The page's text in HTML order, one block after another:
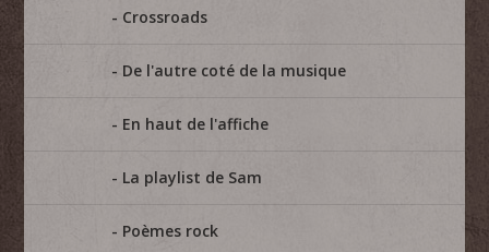
Crossroads
De l'autre coté de la musique
En haut de l'affiche
La playlist de Sam
Poèmes rock